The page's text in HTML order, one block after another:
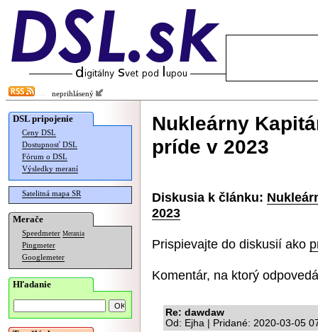
neprihlásený
DSL pripojenie
Ceny DSL
Dostupnosť DSL
Fórum o DSL
Výsledky meraní
Satelitná mapa SR
Merače
Speedmeter Merania
Pingmeter
Googlemeter
Hľadanie
Nukleárny
príde v 2023
Diskusia k článku:
2023
Prispievajte do diskusií ako
Komentár, na ktorý
Re: dawdaw
Od: Ejha | Pridané: 2020-03-05